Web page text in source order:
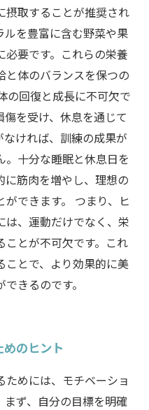
摂取することが推奨され
ルを豊富に含む野菜や果
要です。これらの栄養
と体のバランスを保つの
の回復と成長に不可欠で
を受け、休息を通じて
ければ、訓練の成果が
。十分な睡眠と休息日を
筋肉を増やし、理想の
できます。 つまり、ヒ
は、運動だけでなく、栄
とが不可欠です。これ
ことで、より効果的に美
きるのです。
のヒント
ためには、モチベーショ
まず、自分の目標を明確